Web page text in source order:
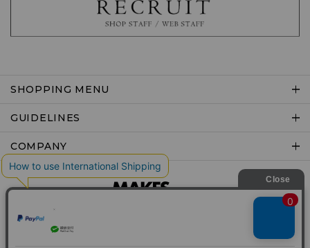
SHOPPING MENU
GUIDELINES
COMPANY